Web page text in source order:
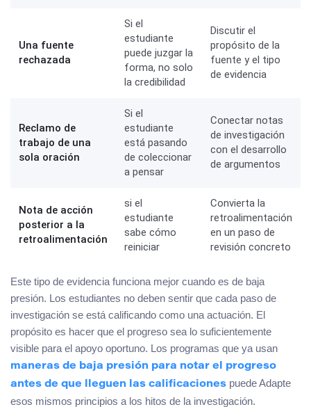
Una fuente
rechazada
Si el
estudiante
puede juzgar la
forma, no solo
la credibilidad
Discutir el
propósito de la
fuente y el tipo
de evidencia
Reclamo de
trabajo de una
sola oración
Si el
estudiante
está pasando
de coleccionar
a pensar
Conectar notas
de investigación
con el desarrollo
de argumentos
Nota de acción
posterior a la
retroalimentación
si el
estudiante
sabe cómo
reiniciar
Convierta la
retroalimentación
en un paso de
revisión concreto
Este tipo de evidencia funciona mejor cuando es de baja
presión. Los estudiantes no deben sentir que cada paso de
investigación se está calificando como una actuación. El
propósito es hacer que el progreso sea lo suficientemente
visible para el apoyo oportuno. Los programas que ya usan
maneras de baja presión para notar el progreso
antes de que lleguen las calificaciones puede Adapte
esos mismos principios a los hitos de la investigación.